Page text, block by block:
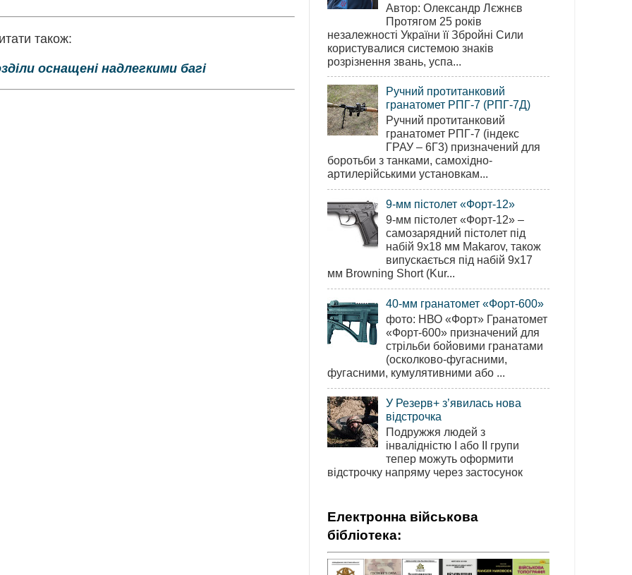
також:
оснащені надлегкими багі
Автор: Олександр Лєжнєв
Протягом 25 років
незалежності України її Збройні Сили
користувалися системою знаків
розрізнення звань, успа...
Ручний протитанковий
гранатомет РПГ-7 (РПГ-7Д)
Ручний протитанковий
гранатомет РПГ-7 (індекс
ГРАУ – 6Г3) призначений для
боротьби з танками, самохідно-
артилерійськими установкам...
9-мм пістолет «Форт-12»
9-мм пістолет «Форт-12» –
самозарядний пістолет під
набій 9х18 мм Makarov, також
випускається під набій 9х17
мм Browning Short (Kur...
40-мм гранатомет «Форт-600»
фото: НВО «Форт» Гранатомет
«Форт-600» призначений для
стрільби бойовими гранатами
(осколково-фугасними,
фугасними, кумулятивними або ...
У Резерв+ з’явилась нова
відстрочка
Подружжя людей з
інвалідністю І або ІІ групи
тепер можуть оформити
відстрочку напряму через застосунок
Електронна військова
бібліотека: